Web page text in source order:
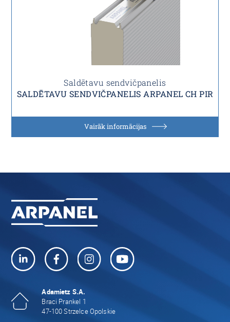
Saldētavu sendvičpanelis
SALDĒTAVU SENDVIČPANELIS ARPANEL CH PIR
Vairāk informācijas
Adamietz S.A.
Braci Prankel 1
47-100 Strzelce Opolskie